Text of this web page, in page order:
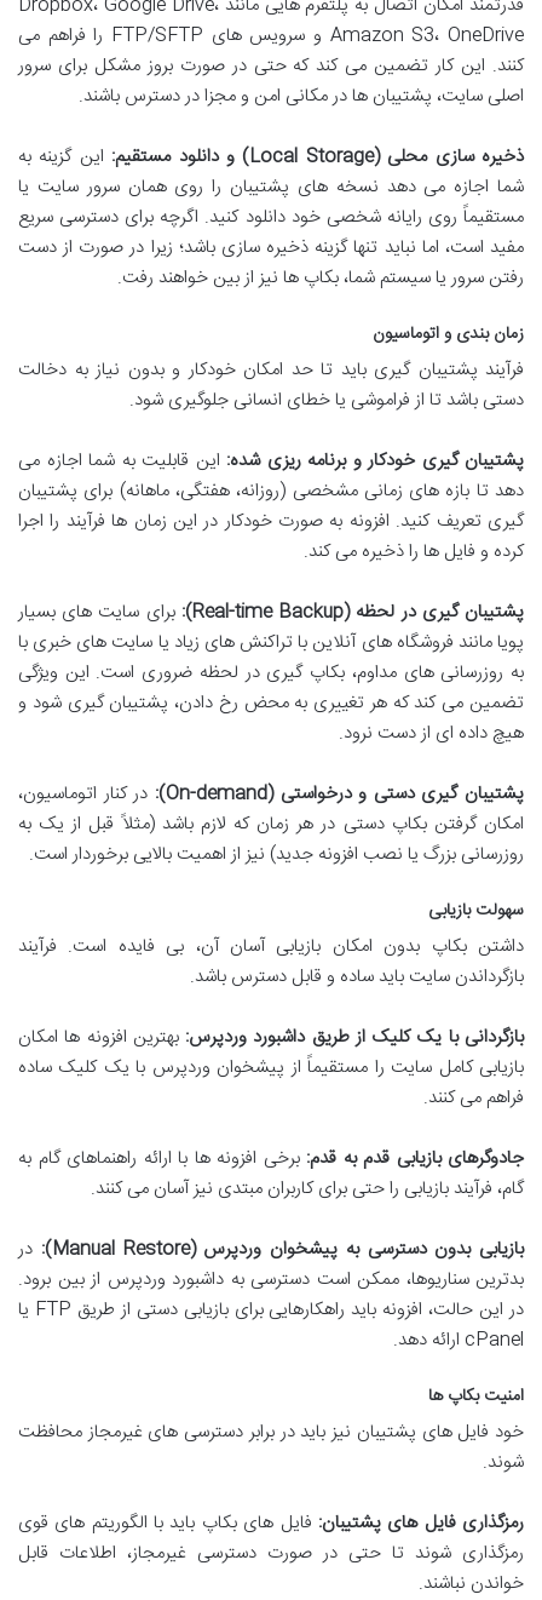
Amazon S3، OneDrive و سرویس های FTP/SFTP را فراهم می
کنند. این کار تضمین می کند که حتی در صورت بروز مشکل برای سرور
اصلی سایت، پشتیبان ها در مکانی امن و مجزا در دسترس باشند.
ذخیره سازی محلی (Local Storage) و دانلود مستقیم:
این گزینه به
شما اجازه می دهد نسخه های پشتیبان را روی همان سرور سایت یا
مستقیماً روی رایانه شخصی خود دانلود کنید. اگرچه برای دسترسی سریع
مفید است، اما نباید تنها گزینه ذخیره سازی باشد؛ زیرا در صورت از دست
رفتن سرور یا سیستم شما، بکاپ ها نیز از بین خواهند رفت.
زمان بندی و اتوماسیون
فرآیند پشتیبان گیری باید تا حد امکان خودکار و بدون نیاز به دخالت
دستی باشد تا از فراموشی یا خطای انسانی جلوگیری شود.
پشتیبان گیری خودکار و برنامه ریزی شده: این قابلیت به شما اجازه می
دهد تا بازه های زمانی مشخصی (روزانه، هفتگی، ماهانه) برای پشتیبان
گیری تعریف کنید. افزونه به صورت خودکار در این زمان ها فرآیند را اجرا
کرده و فایل ها را ذخیره می کند.
پشتیبان گیری در لحظه (Real-time Backup):
برای سایت های بسیار
پویا مانند فروشگاه های آنلاین با تراکنش های زیاد یا سایت های خبری با
به روزرسانی های مداوم، بکاپ گیری در لحظه ضروری است. این ویژگی
تضمین می کند که هر تغییری به محض رخ دادن، پشتیبان گیری شود و
هیچ داده ای از دست نرود.
پشتیبان گیری دستی و درخواستی (On-demand):
در کنار اتوماسیون،
امکان گرفتن بکاپ دستی در هر زمان که لازم باشد (مثلاً قبل از یک به
روزرسانی بزرگ یا نصب افزونه جدید) نیز از اهمیت بالایی برخوردار است.
سهولت بازیابی
داشتن بکاپ بدون امکان بازیابی آسان آن، بی فایده است. فرآیند
بازگرداندن سایت باید ساده و قابل دسترس باشد.
بازگردانی با یک کلیک از طریق داشبورد وردپرس: بهترین افزونه ها امکان
بازیابی کامل سایت را مستقیماً از پیشخوان وردپرس با یک کلیک ساده
فراهم می کنند.
جادوگرهای بازیابی قدم به قدم: برخی افزونه ها با ارائه راهنماهای گام به
گام، فرآیند بازیابی را حتی برای کاربران مبتدی نیز آسان می کنند.
بازیابی بدون دسترسی به پیشخوان وردپرس (Manual Restore):
در
بدترین سناریوها، ممکن است دسترسی به داشبورد وردپرس از بین برود.
در این حالت، افزونه باید راهکارهایی برای بازیابی دستی از طریق FTP یا
cPanel ارائه دهد.
امنیت بکاپ ها
خود فایل های پشتیبان نیز باید در برابر دسترسی های غیرمجاز محافظت
شوند.
رمزگذاری فایل های پشتیبان: فایل های بکاپ باید با الگوریتم های قوی
رمزگذاری شوند تا حتی در صورت دسترسی غیرمجاز، اطلاعات قابل
خواندن نباشند.